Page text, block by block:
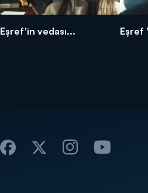
Eşref'in vedası... Eşref